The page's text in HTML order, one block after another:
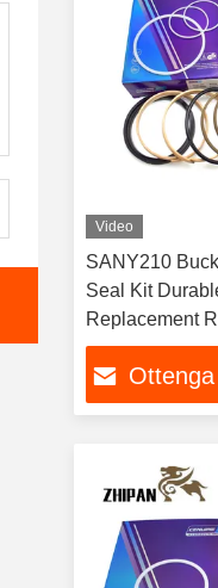
Video
SANY210
Seal Kit Durable Excavator Repair
Replacement